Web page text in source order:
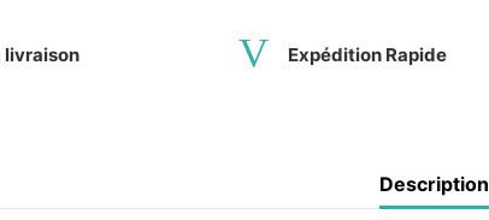
livraison Expédition Rapide
Description